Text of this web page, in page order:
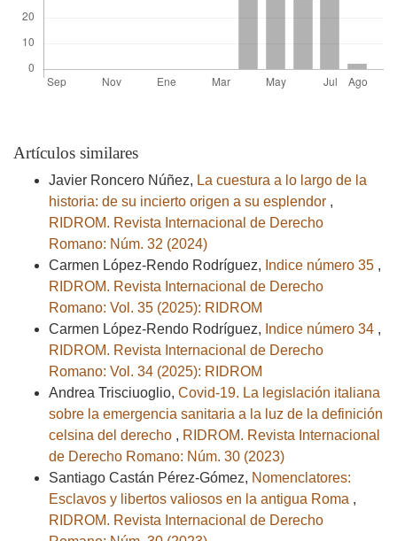
Artículos similares
Javier Roncero Núñez, La cuestura a lo largo de la
historia: de su incierto origen a su esplendor ,
RIDROM. Revista Internacional de Derecho
Romano: Núm. 32 (2024)
Carmen López-Rendo Rodríguez, Indice número 35 ,
RIDROM. Revista Internacional de Derecho
Romano: Vol. 35 (2025): RIDROM
Carmen López-Rendo Rodríguez, Indice número 34 ,
RIDROM. Revista Internacional de Derecho
Romano: Vol. 34 (2025): RIDROM
Andrea Trisciuoglio, Covid-19. La legislación italiana
sobre la emergencia sanitaria a la luz de la definición
celsina del derecho , RIDROM. Revista Internacional
de Derecho Romano: Núm. 30 (2023)
Santiago Castán Pérez-Gómez, Nomenclatores:
Esclavos y libertos valiosos en la antigua Roma ,
RIDROM. Revista Internacional de Derecho